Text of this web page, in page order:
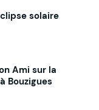
solaire
Ami sur la
Bouzigues